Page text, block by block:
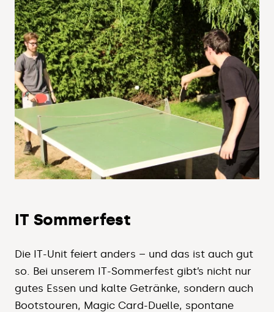
IT Sommerfest
Die IT-Unit feiert anders – und das ist auch gut
so. Bei unserem IT-Sommerfest gibt’s nicht nur
gutes Essen und kalte Getränke, sondern auch
Bootstouren, Magic Card-Duelle, spontane